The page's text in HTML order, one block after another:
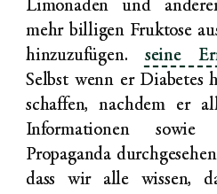
Limonaden und
mehr billigen Fruktose
hinzuzufügen. seine
Selbst wenn er Diabetes
schaffen, nachdem er
Informationen sowie
Propaganda
dass wir alle wissen,